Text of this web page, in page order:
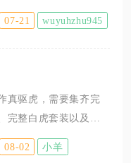
合理分配全部体力资
追踪副本与少量经验
达成目标。想要抵达
提供的猎人经验数值
最高的，纯对话剧情
，因此推进主线时只
07-21 wuyuhzhu945
真驱虎，需要集齐完
完整白虎套装以及真
色等级达到115级后，
面消耗材料完成打
08-02 小羊